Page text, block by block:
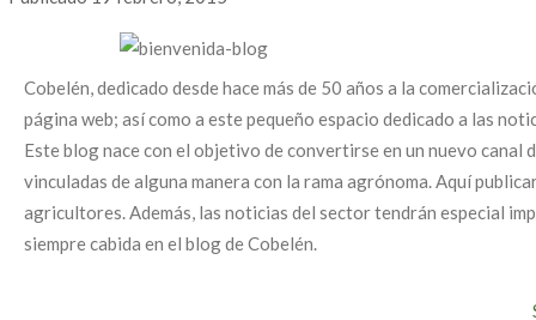
Cobelén, dedicado desde hace más de 50 años a la
página web; así como a este pequeño espacio dedicado a las
Este blog nace con el objetivo de convertirse en un nuevo
vinculadas de alguna manera con la rama agrónoma. Aquí
agricultores. Además, las noticias del sector tendrán especial
siempre cabida en el blog de Cobelén.